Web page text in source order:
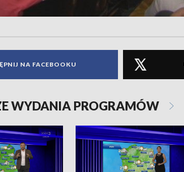
NA FACEBOOKU
WYDANIA PROGRAMÓW